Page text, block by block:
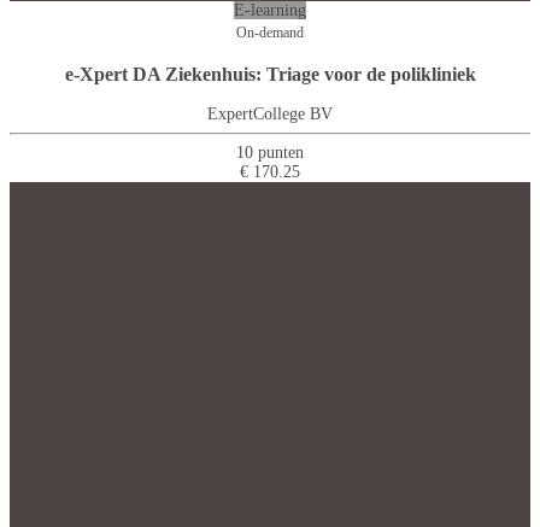
E-learning
On-demand
e-Xpert DA Ziekenhuis: Triage voor de polikliniek
ExpertCollege BV
10 punten
€ 170.25